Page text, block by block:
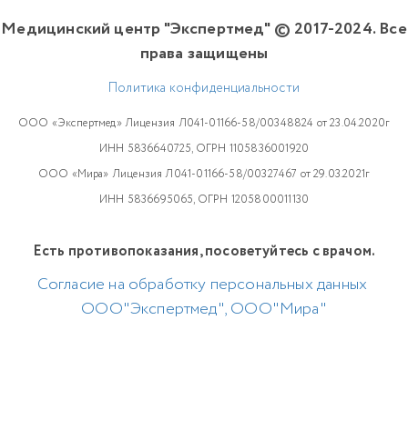
Медицинский центр "Экспертмед" © 2017-2024. Все
права защищены
Политика конфиденциальности
ООО «Экспертмед» Лицензия Л041-01166-58/00348824 от 23.04.2020г
ИНН 5836640725, ОГРН 1105836001920
ООО «Мира» Лицензия Л041-01166-58/00327467 от 29.03.2021г
ИНН 5836695065, ОГРН 1205800011130
Есть противопоказания, посоветуйтесь с врачом.
Согласие на обработку персональных данных
ООО"Экспертмед", ООО"Мира"